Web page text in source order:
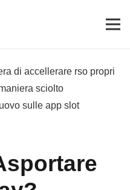
di accellerare rso propri
sciolto
sulle app slot